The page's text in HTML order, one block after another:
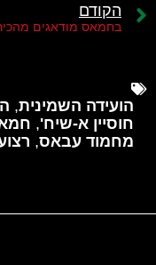
הקודם
הועידה השמינית,
חוסיין א-שיח',
מחמוד עבאס,